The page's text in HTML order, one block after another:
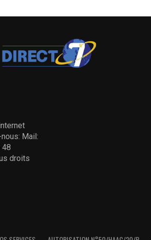
Mail:
48
droits